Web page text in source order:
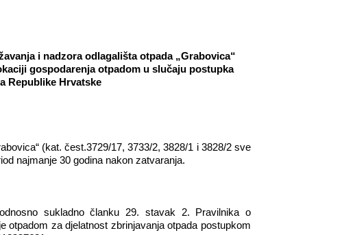
i nadzora odlagališta otpada „Grabovica“
gospodarenja otpadom u slučaju postupka
Republike Hrvatske
(kat. čest.3729/17, 3733/2, 3828/1 i 3828/2 sve
najmanje 30 godina nakon zatvaranja.
sukladno članku 29. stavak 2. Pravilnika o
otpadom za djelatnost zbrinjavanja otpada postupkom